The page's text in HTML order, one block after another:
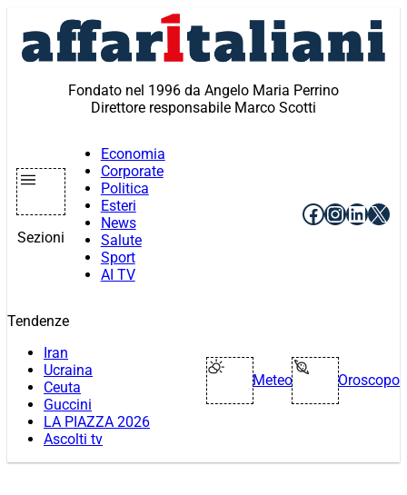
contenuto
Fondato nel 1996 da Angelo Maria Perrino
Direttore responsabile Marco Scotti
Sezioni
Economia
Corporate
Politica
Esteri
News
Salute
Sport
AI TV
Facebook
X
Tendenze
Iran
Ucraina
Ceuta
Guccini
LA PIAZZA 2026
Ascolti tv
Meteo Oroscopo